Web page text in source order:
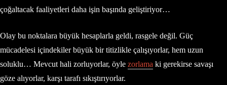
çoğaltacak faaliyetleri daha işin başında geliştiriyor…
Olay bu noktalara büyük hesaplarla geldi, rasgele değil. Güç
mücadelesi içindekiler büyük bir titizlikle çalışıyorlar, hem uzun
soluklu… Mevcut hali zorluyorlar, öyle zorlama ki gerekirse savaşı
göze alıyorlar, karşı tarafı sıkıştırıyorlar.